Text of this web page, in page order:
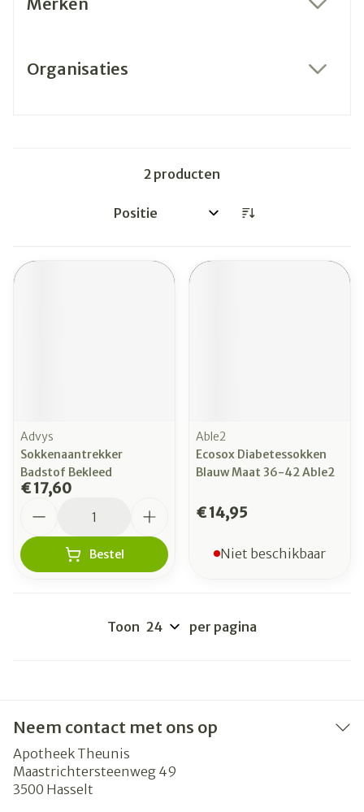
Organisaties
2 producten
Sorteer op:
Advys
Sokkenaantrekker
Badstof Bekleed
€ 17,60
Bestel
Able2
Ecosox Diabetessokken
Blauw Maat 36-42 Able2
€ 14,95
Niet beschikbaar
Toon per pagina
Neem contact met ons op
Apotheek Theunis
Maastrichtersteenweg 49
3500 Hasselt